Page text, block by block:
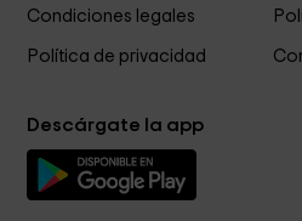
Condiciones legales
Política de privacidad
Descárgate la app